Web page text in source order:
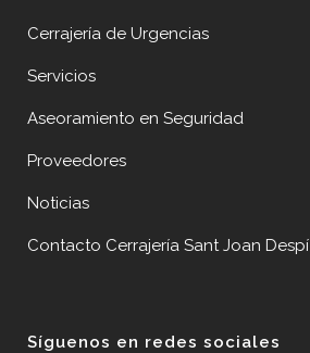
Cerrajería de Urgencias
Servicios
Aseoramiento en Seguridad
Proveedores
Noticias
Contacto Cerrajería Sant Joan Despí
Síguenos en redes sociales